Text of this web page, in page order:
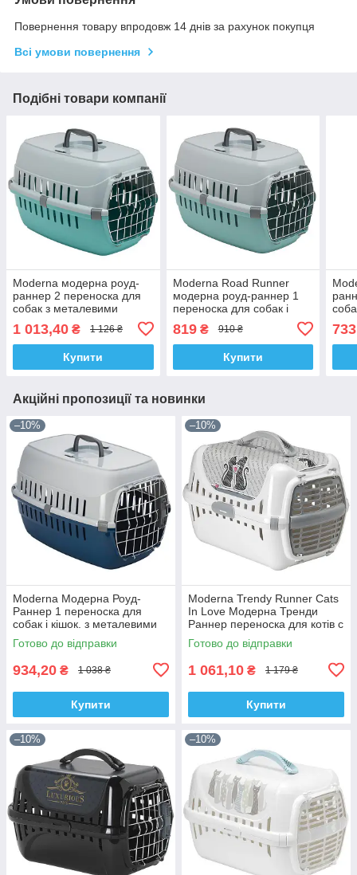
Повернення товару впродовж 14 днів за рахунок покупця
Всі умови повернення
Подібні товари компанії
Moderna модерна роуд-
раннер 2 переноска для
собак з металевими
1 013,40 ₴ 1 126 ₴
Купити
Moderna Road Runner
модерна роуд-раннер 1
переноска для собак і
49х32х30см
819₴ 910 ₴
Купити
Акційні пропозиції та новинки
–10%
Moderna Модерна Роуд-
Раннер 1 переноска для
собак і кішок. з металевими
дверима IATA, 51х31х34 см
чорничний
Готово до відправки
934,20 ₴ 1 038 ₴
Купити
–10%
Moderna Trendy Runner Cats
In Love Модерна Тренди
Раннер переноска для котів c
пластиковою дверцею,
49х32х30
Готово до відправки
1 061,10 ₴ 1 179 ₴
Купити
–10% –10%